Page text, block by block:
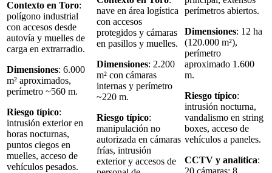
Contexto en Toro:
polígono industrial
con accesos desde
autovía y muelles de
carga en extrarradio.
Dimensiones: 6.000
m² aproximados,
perímetro ~560 m.
Riesgo típico:
intrusión exterior en
horas nocturnas,
puntos ciegos en
muelles, acceso de
vehículos pesados.
nave en área logística
con accesos
protegidos y cámaras
en pasillos y muelles.
Dimensiones: 2.200
m² con cámaras
internas y perímetro
~220 m.
Riesgo típico:
manipulación no
autorizada en cámaras
frías, intrusión
exterior y accesos de
perímetros abiertos.
Dimensiones: 12 ha
(120.000 m²),
perímetro
aproximado 1.600
m.
Riesgo típico:
intrusión nocturna,
vandalismo en string
boxes, acceso de
vehículos a paneles.
CCTV y analítica: